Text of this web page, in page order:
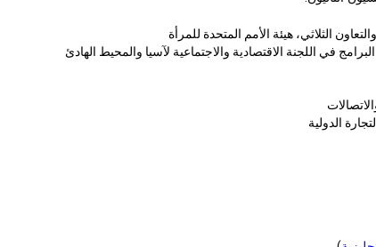
الثلاثي، هيئة الأمم المتحدة للمرأة
في اللجنة الاقتصادية والاجتماعية لآسيا والمحيط الهادئ
الدولية